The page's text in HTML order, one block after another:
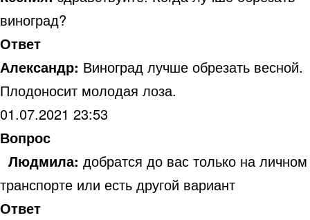
виноград?
Ответ
Александр: Виноград лучше обрезать весной.
Плодоносит молодая лоза.
01.07.2021 23:53
Вопрос
Людмила: добратся до вас только на личном
транспорте или есть другой вариант
Ответ